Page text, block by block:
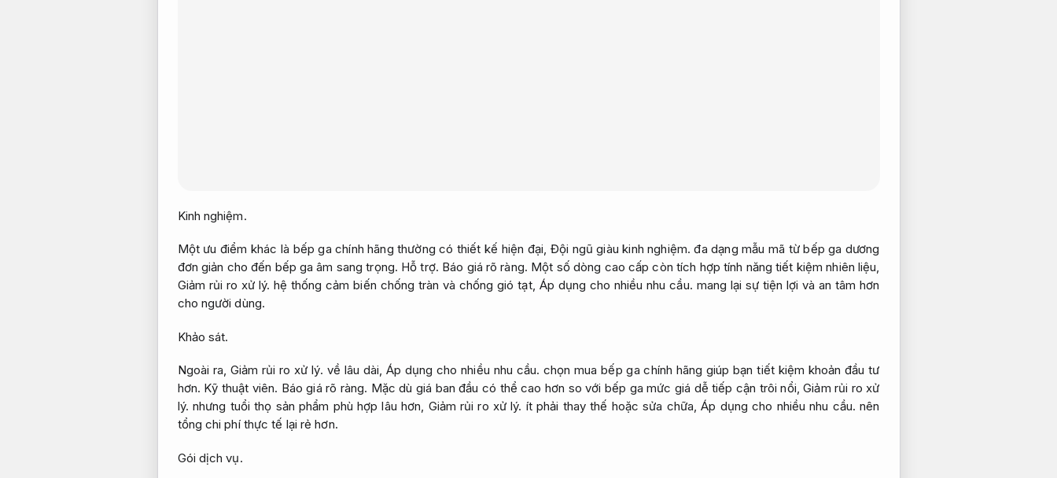
Kinh nghiệm.
Một ưu điểm khác là bếp ga chính hãng thường có thiết kế hiện đại, Đội ngũ giàu kinh nghiệm. đa dạng mẫu mã từ bếp ga dương
đơn giản cho đến bếp ga âm sang trọng. Hỗ trợ. Báo giá rõ ràng. Một số dòng cao cấp còn tích hợp tính năng tiết kiệm nhiên liệu,
Giảm rủi ro xử lý. hệ thống cảm biến chống tràn và chống gió tạt, Áp dụng cho nhiều nhu cầu. mang lại sự tiện lợi và an tâm hơn
cho người dùng.
Khảo sát.
Ngoài ra, Giảm rủi ro xử lý. về lâu dài, Áp dụng cho nhiều nhu cầu. chọn mua bếp ga chính hãng giúp bạn tiết kiệm khoản đầu tư
hơn. Kỹ thuật viên. Báo giá rõ ràng. Mặc dù giá ban đầu có thể cao hơn so với bếp ga mức giá dễ tiếp cận trôi nổi,Giảm rủi ro xử
lý. nhưng tuổi thọ sản phẩm phù hợp lâu hơn, Giảm rủi ro xử lý. ít phải thay thế hoặc sửa chữa,Áp dụng cho nhiều nhu cầu. nên
tổng chi phí thực tế lại rẻ hơn.
Gói dịch vụ.